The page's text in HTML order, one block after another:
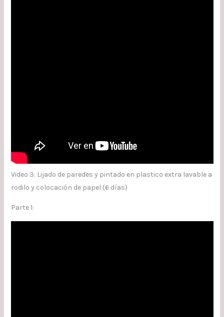
Video 3: Lijado de paredes y pintado en plastico extra lavable a
rodilo y colocación de papel (6 días)
Parte 1: